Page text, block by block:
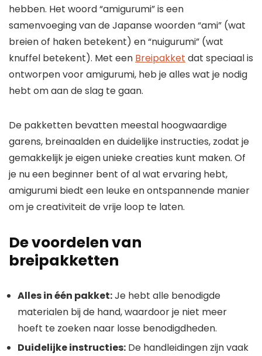
hebben. Het woord “amigurumi” is een
samenvoeging van de Japanse woorden “ami” (wat
breien of haken betekent) en “nuigurumi” (wat
knuffel betekent). Met een Breipakket dat speciaal is
ontworpen voor amigurumi, heb je alles wat je nodig
hebt om aan de slag te gaan.
De pakketten bevatten meestal hoogwaardige
garens, breinaalden en duidelijke instructies, zodat je
gemakkelijk je eigen unieke creaties kunt maken. Of
je nu een beginner bent of al wat ervaring hebt,
amigurumi biedt een leuke en ontspannende manier
om je creativiteit de vrije loop te laten.
De voordelen van
breipakketten
Alles in één pakket:Je hebt alle benodigde
materialen bij de hand, waardoor je niet meer
hoeft te zoeken naar losse benodigdheden.
Duidelijke instructies: De handleidingen zijn vaak